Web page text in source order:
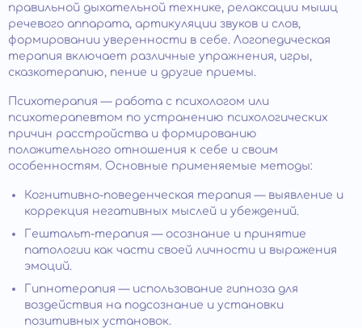
правильной дыхательной технике, релаксации мышц
речевого аппарата, артикуляции звуков и слов,
формировании уверенности в себе. Логопедическая
терапия включает различные упражнения, игры,
сказкотерапию, пение и другие приемы.
Психотерапия — работа с психологом или
психотерапевтом по устранению психологических
причин расстройства и формированию
положительного отношения к себе и своим
особенностям. Основные применяемые методы:
Когнитивно-поведенческая терапия — выявление и
коррекция негативных мыслей и убеждений.
Гештальт-терапия — осознание и принятие
патологии как части своей личности и выражения
эмоций.
Гипнотерапия — использование гипноза для
воздействия на подсознание и установки
позитивных установок.